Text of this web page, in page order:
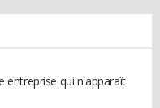
entreprise qui n'apparaît